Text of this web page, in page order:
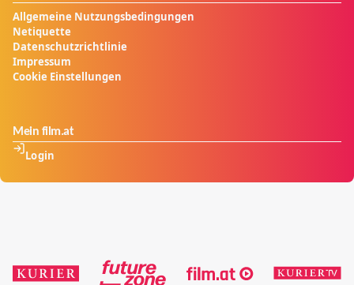
Allgemeine Nutzungsbedingungen
Netiquette
Datenschutzrichtlinie
Impressum
Cookie Einstellungen
Mein film.at
Login